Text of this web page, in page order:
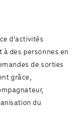
d'activités
des personnes en
de sorties
grâce,
du